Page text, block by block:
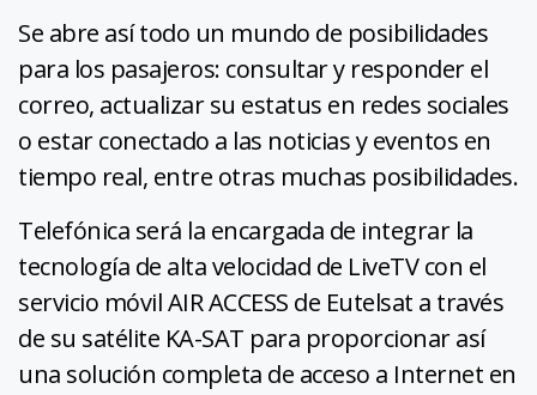
Se abre así todo un mundo de posibilidades
para los pasajeros: consultar y responder el
correo, actualizar su estatus en redes sociales
o estar conectado a las noticias y eventos en
tiempo real, entre otras muchas posibilidades.
Telefónica será la encargada de integrar la
tecnología de alta velocidad de LiveTV con el
servicio móvil AIR ACCESS de Eutelsat a través
de su satélite KA-SAT para proporcionar así
una solución completa de acceso a Internet en